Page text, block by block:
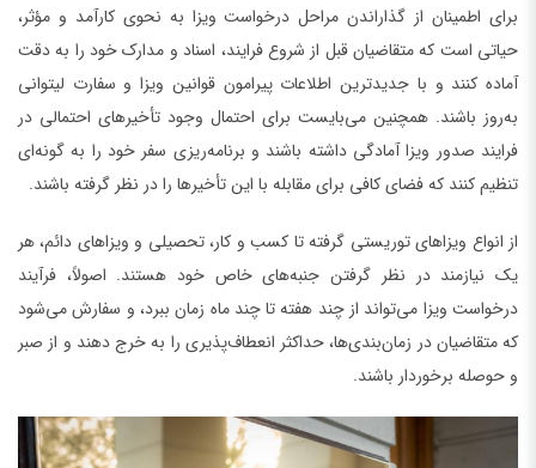
برای اطمینان از گذاراندن مراحل درخواست ویزا به نحوی کارآمد و مؤثر،
حیاتی است که متقاضیان قبل از شروع فرایند، اسناد و مدارک خود را به دقت
آماده کنند و با جدیدترین اطلاعات پیرامون قوانین ویزا و سفارت لیتوانی
به‌روز باشند. همچنین می‌بایست برای احتمال وجود تأخیرهای احتمالی در
فرایند صدور ویزا آمادگی داشته باشند و برنامه‌ریزی سفر خود را به گونه‌ای
تنظیم کنند که فضای کافی برای مقابله با این تأخیرها را در نظر گرفته باشند.
از انواع ویزاهای توریستی گرفته تا کسب و کار، تحصیلی و ویزاهای دائم، هر
یک نیازمند در نظر گرفتن جنبه‌های خاص خود هستند. اصولاً، فرآیند
درخواست ویزا می‌تواند از چند هفته تا چند ماه زمان ببرد، و سفارش می‌شود
که متقاضیان در زمان‌بندی‌ها، حداکثر انعطاف‌پذیری را به خرج دهند و از صبر
و حوصله برخوردار باشند.